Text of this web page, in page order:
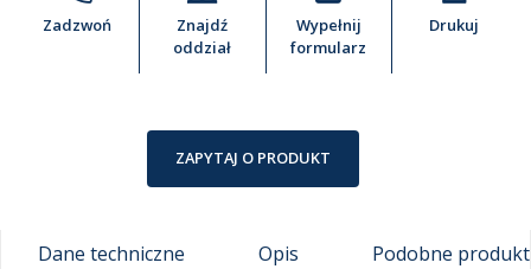
Zadzwoń
Znajdź
oddział
Wypełnij
formularz
Drukuj
ZAPYTAJ O PRODUKT
Dane techniczne Opis
Podobne